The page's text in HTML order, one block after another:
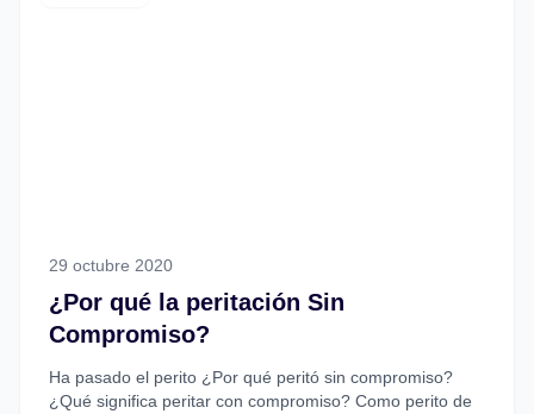
29 octubre 2020
¿Por qué la peritación Sin
Compromiso?
Ha pasado el perito ¿Por qué peritó sin compromiso?
¿Qué significa peritar con compromiso? Como perito de